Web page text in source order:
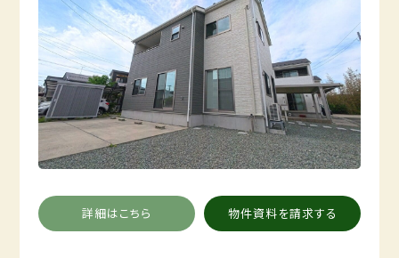
詳細はこちら 物件資料を請求する